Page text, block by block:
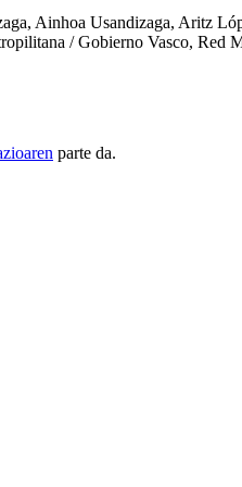
Ainhoa Usandizaga, Aritz
/ Gobierno Vasco, Red
parte da.